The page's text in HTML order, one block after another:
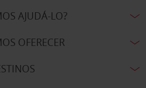
AJUDÁ-LO?
OFERECER